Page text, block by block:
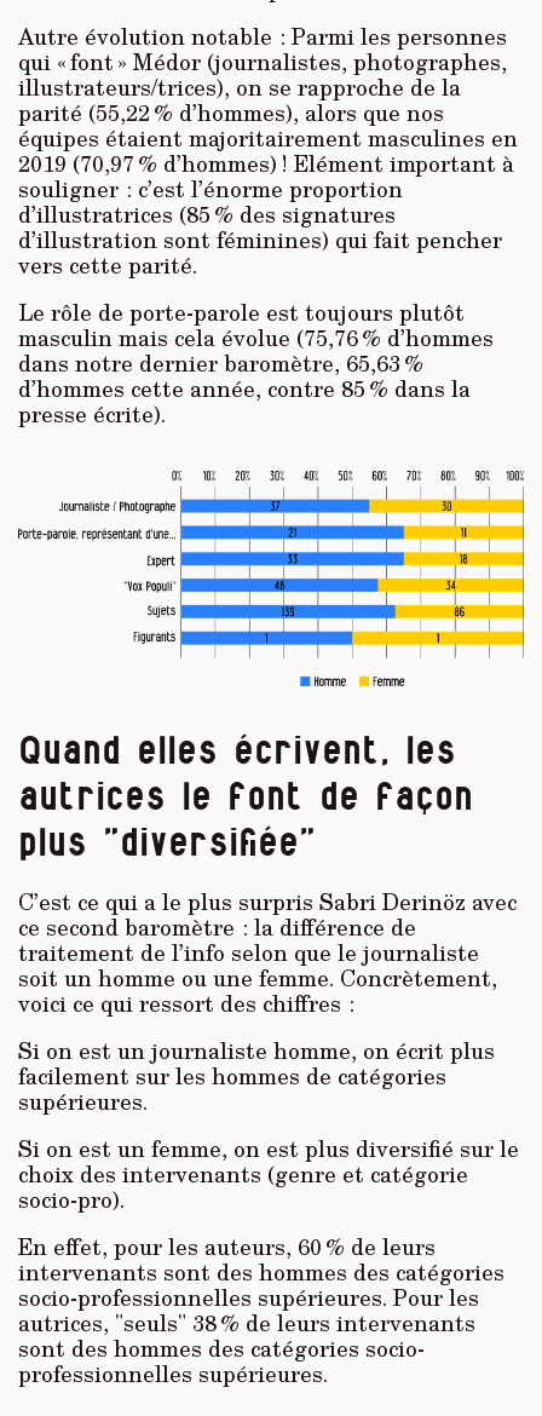
Autre évolution notable : Parmi les personnes
qui « font » Médor (journalistes, photographes,
illustrateurs/trices), on se rapproche de la
parité (55,22 % d’hommes), alors que nos
équipes étaient majoritairement masculines en
2019 (70,97 % d’hommes) ! Elément important à
souligner : c’est l’énorme proportion
d’illustratrices (85 % des signatures
d’illustration sont féminines) qui fait pencher
vers cette parité.
Le rôle de porte-parole est toujours plutôt
masculin mais cela évolue (75,76 % d’hommes
dans notre dernier baromètre, 65,63 %
d’hommes cette année, contre 85 % dans la
presse écrite).
Quand elles écrivent, les
autrices le font de façon
plus "diversifiée"
C’est ce qui a le plus surpris Sabri Derinöz avec
ce second baromètre : la différence de
traitement de l’info selon que le journaliste
soit un homme ou une femme. Concrètement,
voici ce qui ressort des chiffres :
Si on est un journaliste homme, on écrit plus
facilement sur les hommes de catégories
supérieures.
Si on est un femme, on est plus diversifié sur le
choix des intervenants (genre et catégorie
socio-pro).
En effet, pour les auteurs, 60 % de leurs
intervenants sont des hommes des catégories
socio-professionnelles supérieures. Pour les
autrices, "seuls" 38 % de leurs intervenants
sont des hommes des catégories socio-
professionnelles supérieures.